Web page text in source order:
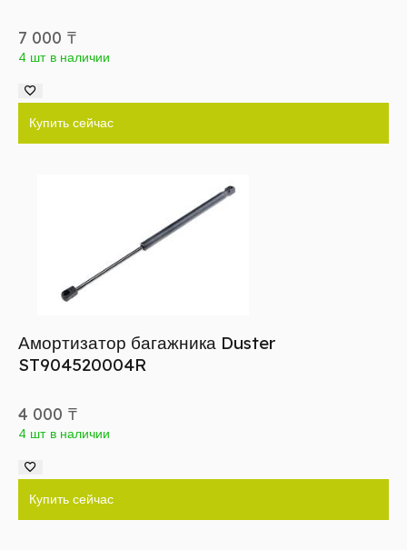
7 000 ₸
4 шт в наличии
Купить сейчас
Амортизатор багажника Duster
ST904520004R
4 000 ₸
4 шт в наличии
Купить сейчас